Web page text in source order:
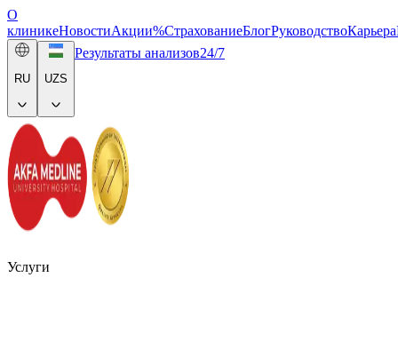
О
клиникеНовостиАкции%СтрахованиеБлогРуководствоКарьера
RU UZS
Результаты анализов24/7
Услуги